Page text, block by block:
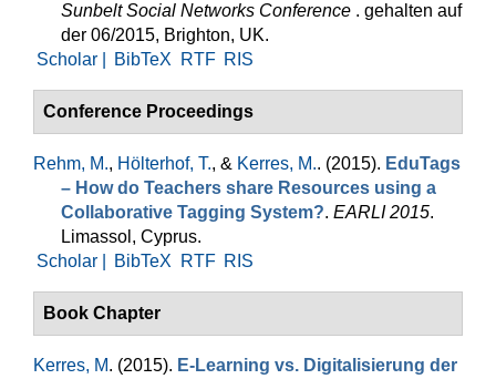
Sunbelt Social Networks Conference . gehalten auf
der 06/2015, Brighton, UK.
Scholar |
BibTeX RTF RIS
Conference Proceedings
Rehm, M., Hölterhof, T., & Kerres, M.. (2015). EduTags
– How do Teachers share Resources using a
Collaborative Tagging System?. EARLI 2015.
Limassol, Cyprus.
Scholar |
BibTeX RTF RIS
Book Chapter
Kerres, M. (2015). E-Learning vs. Digitalisierung der